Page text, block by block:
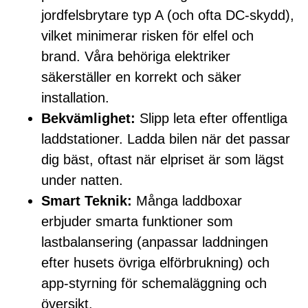
jordfelsbrytare typ A (och ofta DC-skydd),
vilket minimerar risken för elfel och
brand. Våra behöriga elektriker
säkerställer en korrekt och säker
installation.
Bekvämlighet: Slipp leta efter offentliga
laddstationer. Ladda bilen när det passar
dig bäst, oftast när elpriset är som lägst
under natten.
Smart Teknik: Många laddboxar
erbjuder smarta funktioner som
lastbalansering (anpassar laddningen
efter husets övriga elförbrukning) och
app-styrning för schemaläggning och
översikt.